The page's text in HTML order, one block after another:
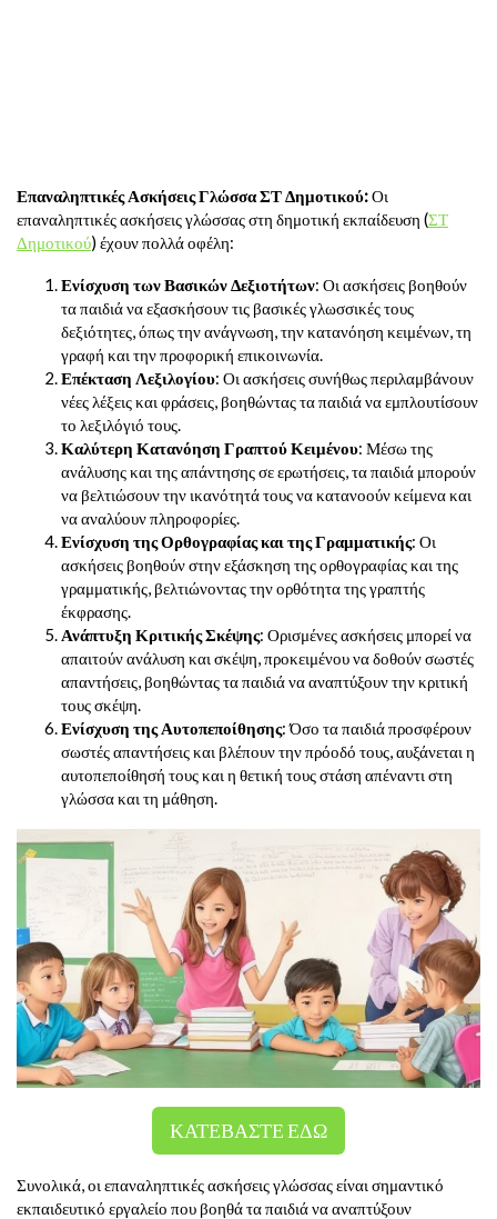
Επαναληπτικές Ασκήσεις Γλώσσα ΣΤ Δημοτικού​:Οι
επαναληπτικές ασκήσεις γλώσσας στη δημοτική εκπαίδευση (ΣΤ
Δημοτικού) έχουν πολλά οφέλη:
Ενίσχυση των Βασικών Δεξιοτήτων: Οι ασκήσεις βοηθούν
τα παιδιά να εξασκήσουν τις βασικές γλωσσικές τους
δεξιότητες, όπως την ανάγνωση, την κατανόηση κειμένων, τη
γραφή και την προφορική επικοινωνία.
Επέκταση Λεξιλογίου: Οι ασκήσεις συνήθως περιλαμβάνουν
νέες λέξεις και φράσεις, βοηθώντας τα παιδιά να εμπλουτίσουν
το λεξιλόγιό τους.
Καλύτερη Κατανόηση Γραπτού Κειμένου: Μέσω της
ανάλυσης και της απάντησης σε ερωτήσεις, τα παιδιά μπορούν
να βελτιώσουν την ικανότητά τους να κατανοούν κείμενα και
να αναλύουν πληροφορίες.
Ενίσχυση της Ορθογραφίας και της Γραμματικής: Οι
ασκήσεις βοηθούν στην εξάσκηση της ορθογραφίας και της
γραμματικής, βελτιώνοντας την ορθότητα της γραπτής
έκφρασης.
Ανάπτυξη Κριτικής Σκέψης: Ορισμένες ασκήσεις μπορεί να
απαιτούν ανάλυση και σκέψη, προκειμένου να δοθούν σωστές
απαντήσεις, βοηθώντας τα παιδιά να αναπτύξουν την κριτική
τους σκέψη.
Ενίσχυση της Αυτοπεποίθησης: Όσο τα παιδιά προσφέρουν
σωστές απαντήσεις και βλέπουν την πρόοδό τους, αυξάνεται η
αυτοπεποίθησή τους και η θετική τους στάση απέναντι στη
γλώσσα και τη μάθηση.
ΚΑΤΕΒΑΣΤΕ ΕΔΩ
Συνολικά, οι επαναληπτικές ασκήσεις γλώσσας είναι σημαντικό
εκπαιδευτικό εργαλείο που βοηθά τα παιδιά να αναπτύξουν